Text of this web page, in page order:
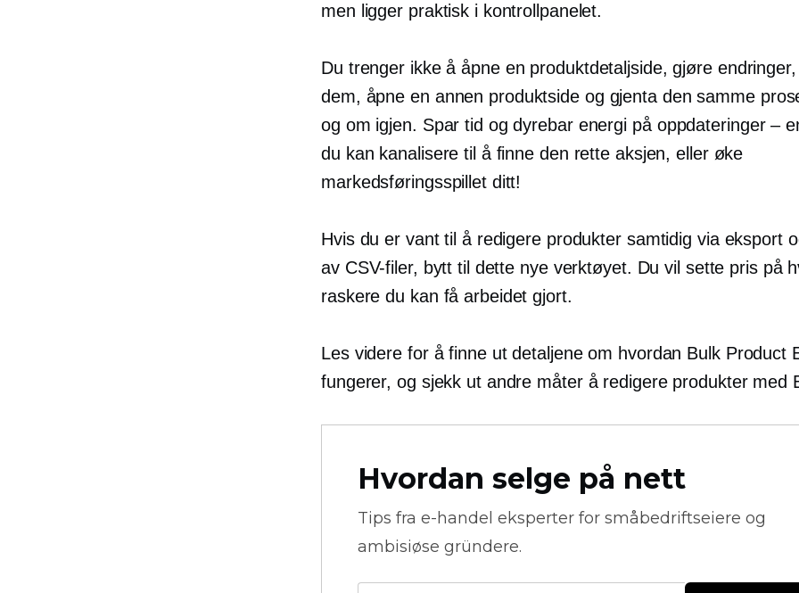
men ligger praktisk i kontrollpanelet.
Du trenger ikke å åpne en produktdetaljside, gjøre
dem, åpne en annen produktside og gjenta den samme
og om igjen. Spar tid og dyrebar energi på oppdateringer –
du kan kanalisere til å finne den rette aksjen, eller øke
markedsføringsspillet ditt!
Hvis du er vant til å redigere produkter samtidig via eksport
av CSV-filer, bytt til dette nye verktøyet. Du vil sette pris på
raskere du kan få arbeidet gjort.
Les videre for å finne ut detaljene om hvordan Bulk Product
fungerer, og sjekk ut andre måter å redigere produkter med
Hvordan selge på nett
Tips fra e-handel eksperter for småbedriftseiere og
ambisiøse gründere.